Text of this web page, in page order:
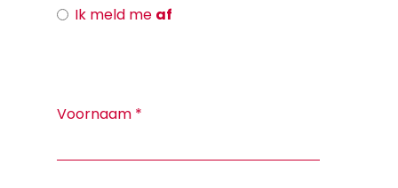
Ik meld me af
Voornaam *